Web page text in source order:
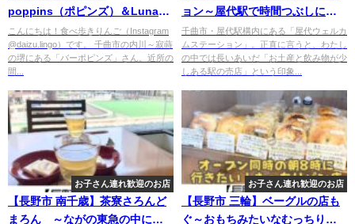
poppins（ポピンズ）＆Luna
nel ciel（ルナ ネル シエル）～
ピザ・チーズフォンデュをアン
ティークなおしゃれ空間で～
こんにちは！食べ歩きりんご（Instagram
@daizu.lingo）です。 千曲市の内川～寂蒔
の堺にある「バーポピンズ」さん。近所の
間...
ョン～屋代駅で時間つぶしにも
◎軽食も買えるウェルカムステ
ーションが便利～
千曲市・屋代駅構内にある「屋代ウェルカ
ムステーション」。正直に言うと、わたし
の中では長いあいだ「お土産と飲み物が少
しある駅の売店」という印象...
お子さん連れ歓迎のお店
【長野市 南千歳】茶寮さろんど
まろん ～ながの東急の中にあ
お子さん連れ歓迎のお店
【長野市 三輪】ベーグルの店も
ぐ～おもちみたいなむっちり食